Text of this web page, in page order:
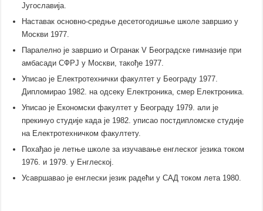
Југославија.
Наставак основно-средње десетогодишње школе завршио у
Москви 1977.
Паралелно је завршио и Огранак V Београдске гимназије при
амбасади СФРЈ у Москви, такође 1977.
Уписао је Електротехнички факултет у Београду 1977.
Дипломирао 1982. на одсеку Електроника, смер Електроника.
Уписао је Економски факултет у Београду 1979. али је
прекинуо студије када је 1982. уписао постдипломске студије
на Електротехничком факултету.
Похађао је летње школе за изучавање енглеског језика током
1976. и 1979. у Енглеској.
Усавршавао је енглески језик радећи у САД током лета 1980.